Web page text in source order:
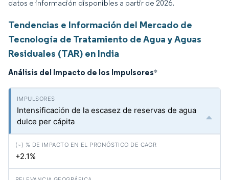
datos e información disponibles a partir de 2026.
Tendencias e Información del Mercado de
Tecnología de Tratamiento de Agua y Aguas
Residuales (TAR) en India
Análisis del Impacto de los Impulsores*
Intensificación de la escasez de reservas de agua
dulce per cápita
+2.1%